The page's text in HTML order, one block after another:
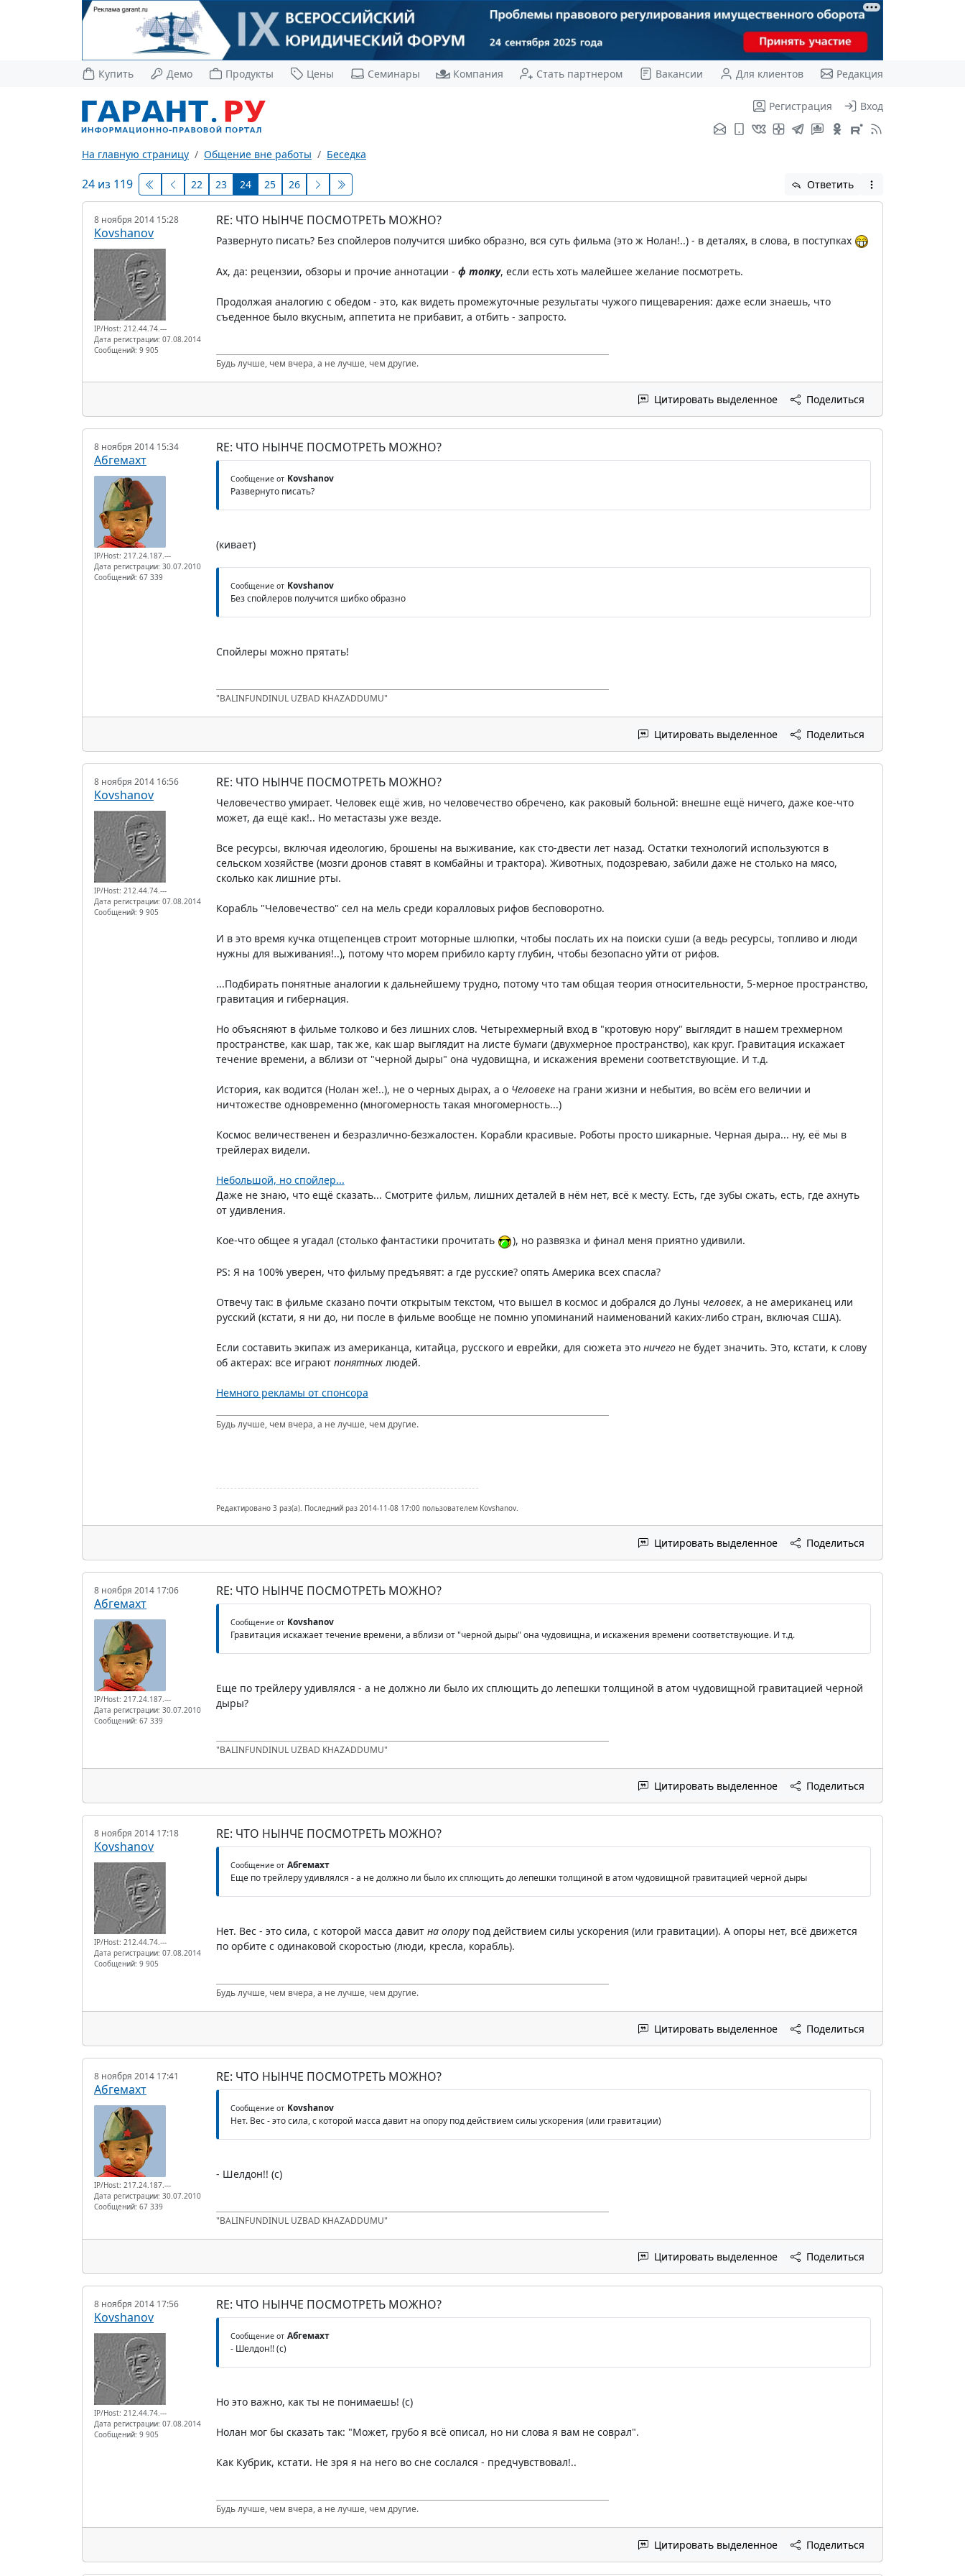
Купить Демо Продукты Цены Семинары Компания Стать партнером Вакансии Для клиентов Редакция
Регистрация Вход
На главную страницу Общение вне работы Беседка
24 из 119 22 23 24 25 26 Ответить
8 ноября 2014 15:28
Kovshanov
IP/Host: 212.44.74.---
Дата регистрации: 07.08.2014
Сообщений: 9 905
RE: ЧТО НЫНЧЕ ПОСМОТРЕТЬ МОЖНО?
Развернуто писать? Без спойлеров получится шибко образно, вся суть фильма (это ж Нолан!..) - в деталях, в слова, в поступках
Ах, да: рецензии, обзоры и прочие аннотации - ф топку, если есть хоть малейшее желание посмотреть.
Продолжая аналогию с обедом - это, как видеть промежуточные результаты чужого пищеварения: даже если знаешь, что
съеденное было вкусным, аппетита не прибавит, а отбить - запросто.
Будь лучше, чем вчера, а не лучше, чем другие.
Цитировать выделенное Поделиться
8 ноября 2014 15:34
Абгемахт
IP/Host: 217.24.187.---
Дата регистрации: 30.07.2010
Сообщений: 67 339
RE: ЧТО НЫНЧЕ ПОСМОТРЕТЬ МОЖНО?
Сообщение от Kovshanov
Развернуто писать?
(кивает)
Сообщение от Kovshanov
Без спойлеров получится шибко образно
Спойлеры можно прятать!
"BALINFUNDINUL UZBAD KHAZADDUMU"
Цитировать выделенное Поделиться
8 ноября 2014 16:56
Kovshanov
IP/Host: 212.44.74.---
Дата регистрации: 07.08.2014
Сообщений: 9 905
RE: ЧТО НЫНЧЕ ПОСМОТРЕТЬ МОЖНО?
Человечество умирает. Человек ещё жив, но человечество обречено, как раковый больной: внешне ещё ничего, даже кое-что
может, да ещё как!.. Но метастазы уже везде.
Все ресурсы, включая идеологию, брошены на выживание, как сто-двести лет назад. Остатки технологий используются в
сельском хозяйстве (мозги дронов ставят в комбайны и трактора). Животных, подозреваю, забили даже не столько на мясо,
сколько как лишние рты.
Корабль "Человечество" сел на мель среди коралловых рифов бесповоротно.
И в это время кучка отщепенцев строит моторные шлюпки, чтобы послать их на поиски суши (а ведь ресурсы, топливо и люди
нужны для выживания!..), потому что морем прибило карту глубин, чтобы безопасно уйти от рифов.
...Подбирать понятные аналогии к дальнейшему трудно, потому что там общая теория относительности, 5-мерное пространство,
гравитация и гибернация.
Но объясняют в фильме толково и без лишних слов. Четырехмерный вход в "кротовую нору" выглядит в нашем трехмерном
пространстве, как шар, так же, как шар выглядит на листе бумаги (двухмерное пространство), как круг. Гравитация искажает
течение времени, а вблизи от "черной дыры" она чудовищна, и искажения времени соответствующие. И т.д.
История, как водится (Нолан же!..), не о черных дырах, а о Человекена грани жизни и небытия, во всём его величии и
ничтожестве одновременно (многомерность такая многомерность...)
Космос величественен и безразлично-безжалостен. Корабли красивые. Роботы просто шикарные. Черная дыра... ну, её мы в
трейлерах видели.
Небольшой, но спойлер...
Даже не знаю, что ещё сказать... Смотрите фильм, лишних деталей в нём нет, всё к месту. Есть, где зубы сжать, есть, где ахнуть
от удивления.
Кое-что общее я угадал (столько фантастики прочитать ), но развязка и финал меня приятно удивили.
PS: Я на 100% уверен, что фильму предъявят: а где русские? опять Америка всех спасла?
Отвечу так: в фильме сказано почти открытым текстом, что вышел в космос и добрался до Луны человек, а не американец или
русский (кстати, я ни до, ни после в фильме вообще не помню упоминаний наименований каких-либо стран, включая США).
Если составить экипаж из американца, китайца, русского и еврейки, для сюжета это ничегоне будет значить. Это, кстати, к слову
об актерах: все играют понятныхлюдей.
Немного рекламы от спонсора
Будь лучше, чем вчера, а не лучше, чем другие.
Редактировано 3 раз(а). Последний раз 2014-11-08 17:00 пользователем Kovshanov.
Цитировать выделенное Поделиться
8 ноября 2014 17:06
Абгемахт
IP/Host: 217.24.187.---
Дата регистрации: 30.07.2010
Сообщений: 67 339
RE: ЧТО НЫНЧЕ ПОСМОТРЕТЬ МОЖНО?
Сообщение от Kovshanov
Гравитация искажает течение времени, а вблизи от "черной дыры" она чудовищна, и искажения времени соответствующие. И т.д.
Еще по трейлеру удивлялся - а не должно ли было их сплющить до лепешки толщиной в атом чудовищной гравитацией черной
дыры?
"BALINFUNDINUL UZBAD KHAZADDUMU"
Цитировать выделенное Поделиться
8 ноября 2014 17:18
Kovshanov
IP/Host: 212.44.74.---
Дата регистрации: 07.08.2014
Сообщений: 9 905
RE: ЧТО НЫНЧЕ ПОСМОТРЕТЬ МОЖНО?
Сообщение от Абгемахт
Еще по трейлеру удивлялся - а не должно ли было их сплющить до лепешки толщиной в атом чудовищной гравитацией черной дыры
Нет. Вес - это сила, с которой масса давит на опорупод действием силы ускорения (или гравитации). А опоры нет, всё движется
по орбите с одинаковой скоростью (люди, кресла, корабль).
Будь лучше, чем вчера, а не лучше, чем другие.
Цитировать выделенное Поделиться
8 ноября 2014 17:41
Абгемахт
IP/Host: 217.24.187.---
Дата регистрации: 30.07.2010
Сообщений: 67 339
RE: ЧТО НЫНЧЕ ПОСМОТРЕТЬ МОЖНО?
Сообщение от Kovshanov
Нет. Вес - это сила, с которой масса давит на опору под действием силы ускорения (или гравитации)
- Шелдон!! (с)
"BALINFUNDINUL UZBAD KHAZADDUMU"
Цитировать выделенное Поделиться
8 ноября 2014 17:56
Kovshanov
IP/Host: 212.44.74.---
Дата регистрации: 07.08.2014
Сообщений: 9 905
RE: ЧТО НЫНЧЕ ПОСМОТРЕТЬ МОЖНО?
Сообщение от Абгемахт
- Шелдон!! (с)
Но это важно, как ты не понимаешь! (с)
Нолан мог бы сказать так: "Может, грубо я всё описал, но ни слова я вам не соврал".
Как Кубрик, кстати. Не зря я на него во сне сослался - предчувствовал!..
Будь лучше, чем вчера, а не лучше, чем другие.
Цитировать выделенное Поделиться